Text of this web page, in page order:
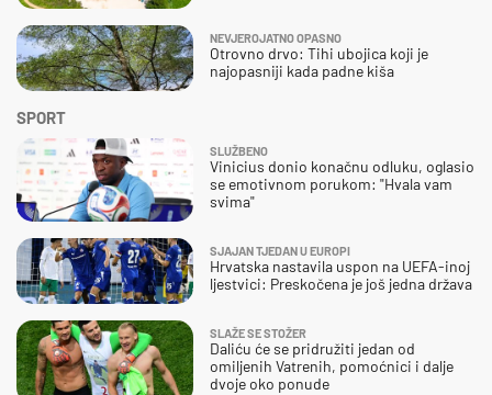
SPORT
SLUŽBENO
Vinicius donio konačnu odluku, oglasio
se emotivnom porukom: "Hvala vam
svima"
SJAJAN TJEDAN U EUROPI
Hrvatska nastavila uspon na UEFA-inoj
ljestvici: Preskočena je još jedna država
SLAŽE SE STOŽER
Daliću će se pridružiti jedan od
omiljenih Vatrenih, pomoćnici i dalje
dvoje oko ponude
NEVJEROJATNO OPASNO
Otrovno drvo: Tihi ubojica koji je
najopasniji kada padne kiša